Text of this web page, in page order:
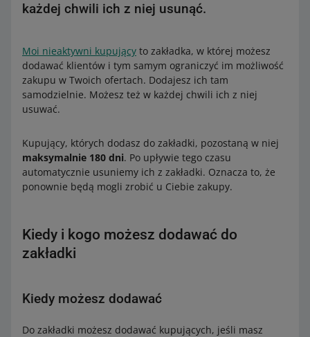
każdej chwili ich z niej usunąć.
Moi nieaktywni kupujący to zakładka, w której możesz
dodawać klientów i tym samym ograniczyć im możliwość
zakupu w Twoich ofertach. Dodajesz ich tam
samodzielnie. Możesz też w każdej chwili ich z niej
usuwać.
Kupujący, których dodasz do zakładki, pozostaną w niej
maksymalnie 180 dni. Po upływie tego czasu
automatycznie usuniemy ich z zakładki. Oznacza to, że
ponownie będą mogli zrobić u Ciebie zakupy.
Kiedy i kogo możesz dodawać do
zakładki
Kiedy możesz dodawać
Do zakładki możesz dodawać kupujących, jeśli masz